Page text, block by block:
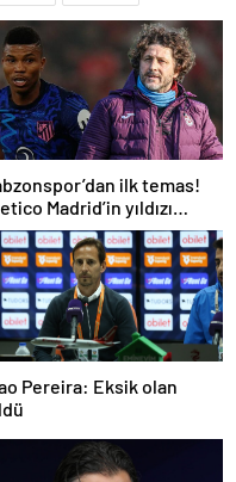
ilk temas!
Madrid’in yıldızı
Pereira: Eksik olan